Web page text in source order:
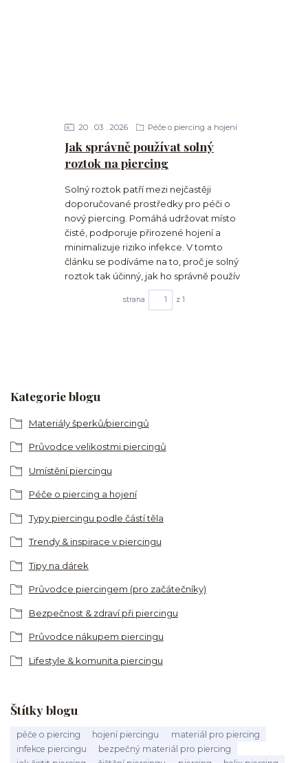
Kategorie blogu
Materiály šperků/piercingů
Průvodce velikostmi piercingů
Umístění piercingu
Péče o piercing a hojení
Typy piercingu podle částí těla
Trendy & inspirace v piercingu
Tipy na dárek
Průvodce piercingem (pro začátečníky)
Bezpečnost & zdraví při piercingu
Průvodce nákupem piercingu
Lifestyle & komunita piercingu
Štítky blogu
péče o piercing hojení piercingu
materiál pro piercing
infekce piercingu
bezpečný materiál pro piercing
Jak správně používat solný
roztok na piercing
20 03 2026 Péče o piercing a hojení
Solný roztok patří mezi nejčastěji
doporučované prostředky pro péči o
nový piercing. Pomáhá udržovat místo
čisté, podporuje přirozené hojení a
minimalizuje riziko infekce. V tomto
článku se podíváme na to, proč je solný
roztok tak účinný, jak ho správně použív
strana z 1